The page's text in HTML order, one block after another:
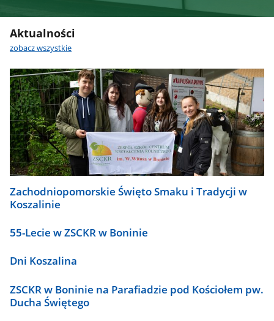
Aktualności
zobacz wszystkie
Zachodniopomorskie Święto Smaku i Tradycji w
Koszalinie
55-Lecie w ZSCKR w Boninie
Dni Koszalina
ZSCKR w Boninie na Parafiadzie pod Kościołem pw.
Ducha Świętego